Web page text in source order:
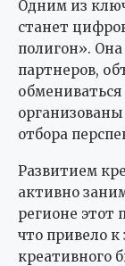
Одним из
станет
полигон».
партнеров,
отбора
Развитием
активно
регионе этот
что привело
креативного